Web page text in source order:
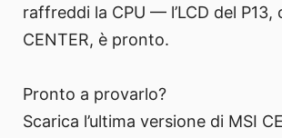
raffreddi la CPU — l’LCD del P13,
CENTER, è pronto.
Pronto a provarlo?
Scarica l’ultima versione di MSI